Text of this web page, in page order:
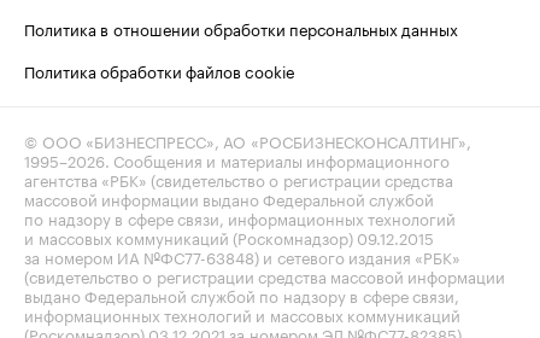
Политика в отношении обработки персональных данных
Политика обработки файлов cookie
© ООО «БИЗНЕСПРЕСС», АО «РОСБИЗНЕСКОНСАЛТИНГ»,
1995–2026 . Сообщения и материалы информационного
агентства «РБК» (свидетельство о регистрации средства
массовой информации выдано Федеральной службой
по надзору в сфере связи, информационных технологий
и массовых коммуникаций (Роскомнадзор) 09.12.2015
за номером ИА №ФС77-63848) и сетевого издания «РБК»
(свидетельство о регистрации средства массовой информации
выдано Федеральной службой по надзору в сфере связи,
информационных технологий и массовых коммуникаций
(Роскомнадзор) 03.12.2021 за номером ЭЛ №ФС77-82385)